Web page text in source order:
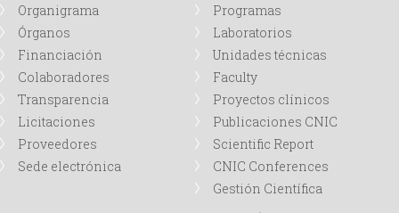
Organigrama
Órganos
Financiación
Colaboradores
Transparencia
Licitaciones
Proveedores
Sede electrónica
Programas
Laboratorios
Unidades técnicas
Faculty
Proyectos clínicos
Publicaciones CNIC
Scientific Report
CNIC Conferences
Gestión Científica